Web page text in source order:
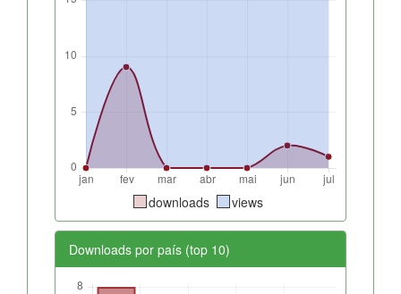
downloads views
Downloads por país (top 10)